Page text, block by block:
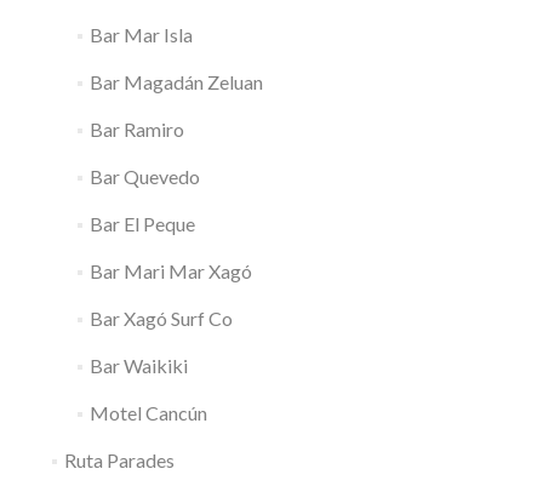
Bar Mar Isla
Bar Magadán Zeluan
Bar Ramiro
Bar Quevedo
Bar El Peque
Bar Mari Mar Xagó
Bar Xagó Surf Co
Bar Waikiki
Motel Cancún
Ruta Parades